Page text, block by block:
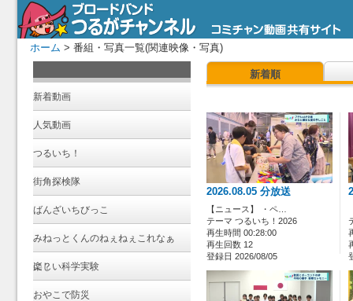
ホーム > 番組・写真一覧(関連映像・写真)
新着動画
人気動画
つるいち！
街角探検隊
ばんざいちびっこ
みねっとくんのねぇねぇこれなぁ
に？
楽しい科学実験
おやこで防災
新着順
2026.08.05 分放送
【ニュース】 ・ペ…
テーマ つるいち！2026
再生時間 00:28:00
再生回数 12
登録日 2026/08/05